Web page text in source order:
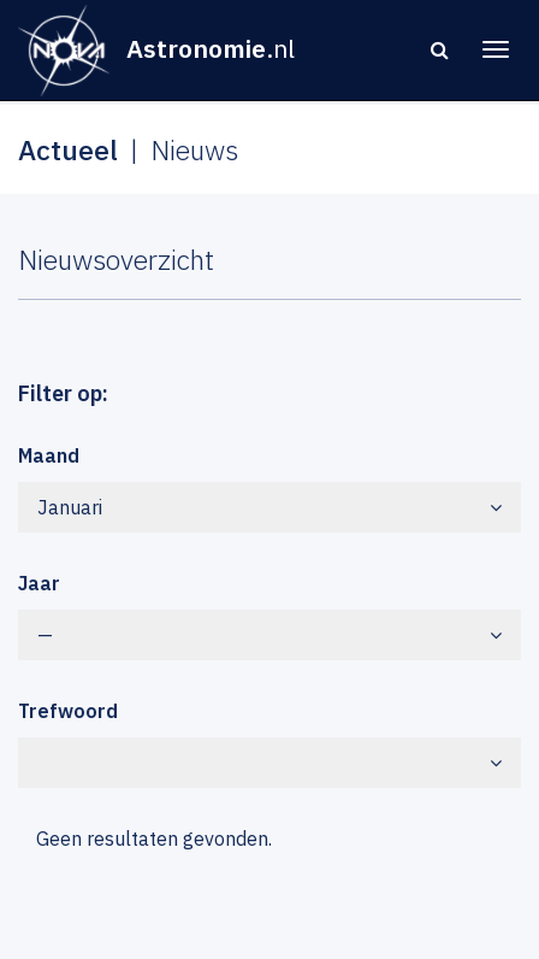
Astronomie.nl
Actueel Nieuws
Nieuwsoverzicht
Filter op:
Maand
Januari
Jaar
—
Trefwoord
Geen resultaten gevonden.